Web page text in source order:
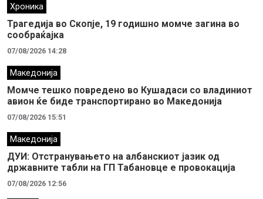
Хроника
Трагедија во Скопје, 19 годишно момче загина во
сообраќајка
07/08/2026 14:28
Македонија
Момче тешко повредено во Кушадаси со владиниот
авион ќе биде транспортирано во Македонија
07/08/2026 15:51
Македонија
ДУИ: Отстранувањето на албанскиот јазик од
државните табли на ГП Табановце е провокација
07/08/2026 12:56